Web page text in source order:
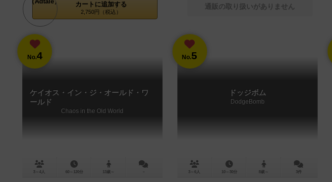
カートに追加する
2,750円（税込）
通販の取り扱いがありません
No.4
ケイオス・イン・ジ・オールド・ワ
ールド
Chaos in the Old World
3～4人 60～120分 13歳～ －
No.5
ドッジボム
DodgeBomb
3～6人 10～30分 8歳～ 3件